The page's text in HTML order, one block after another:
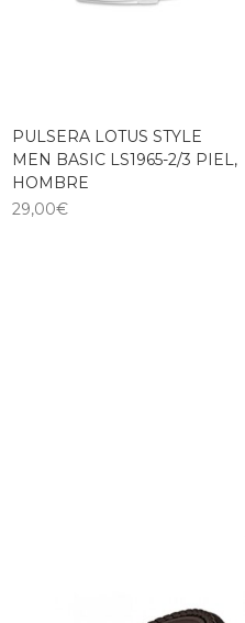
PULSERA LOTUS STYLE
MEN BASIC LS1965-2/3 PIEL,
HOMBRE
29,00€